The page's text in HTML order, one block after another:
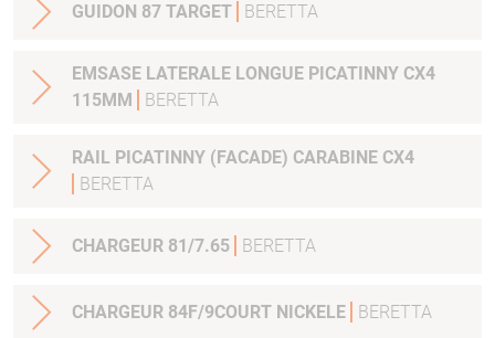
GUIDON 87 TARGET BERETTA
EMSASE LATERALE LONGUE PICATINNY CX4
115MM
BERETTA
RAIL PICATINNY (FACADE) CARABINE CX4
BERETTA
CHARGEUR 81/7.65 BERETTA
CHARGEUR 84F/9COURT NICKELE BERETTA